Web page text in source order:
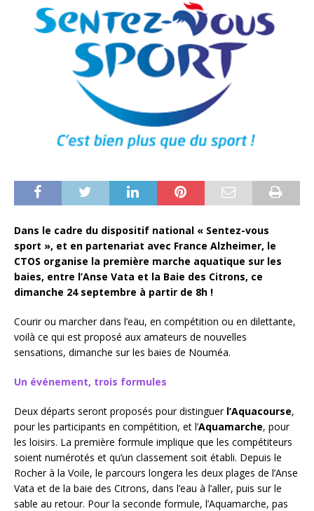
Dans le cadre du dispositif national « Sentez-vous
sport », et en partenariat avec France Alzheimer, le
CTOS organise la première marche aquatique sur les
baies, entre l’Anse Vata et la Baie des Citrons, ce
dimanche 24 septembre à partir de 8h !
Courir ou marcher dans l’eau, en compétition ou en dilettante,
voilà ce qui est proposé aux amateurs de nouvelles
sensations, dimanche sur les baies de Nouméa.
Un événement, trois formules
Deux départs seront proposés pour distinguer l’Aquacourse,
pour les participants en compétition, et l’Aquamarche, pour
les loisirs. La première formule implique que les compétiteurs
soient numérotés et qu’un classement soit établi. Depuis le
Rocher à la Voile, le parcours longera les deux plages de l’Anse
Vata et de la baie des Citrons, dans l’eau à l’aller, puis sur le
sable au retour. Pour la seconde formule, l’Aquamarche, pas